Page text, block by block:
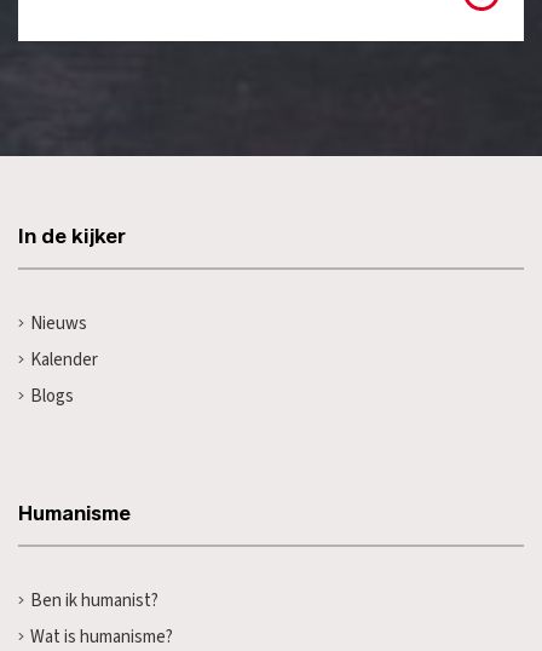
In de kijker
Nieuws
Kalender
Blogs
Humanisme
Ben ik humanist?
Wat is humanisme?